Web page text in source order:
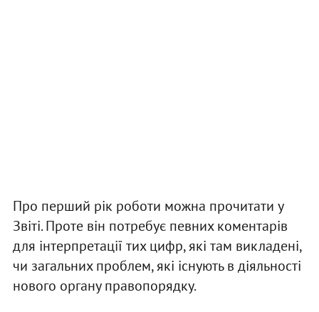
Про перший рік роботи можна прочитати у
Звіті. Проте він потребує певних коментарів
для інтерпретації тих цифр, які там викладені,
чи загальних проблем, які існують в діяльності
нового органу правопорядку.